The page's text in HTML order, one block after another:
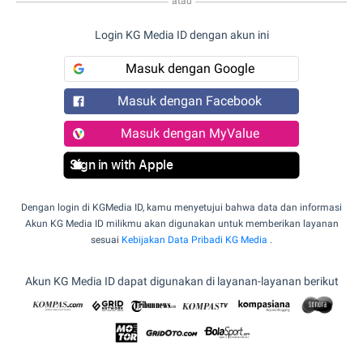
Login KG Media ID dengan akun ini
Masuk dengan Google
Masuk dengan Facebook
Masuk dengan MyValue
Sign in with Apple
Dengan login di KGMedia ID, kamu menyetujui bahwa data dan informasi
Akun KG Media ID milikmu akan digunakan untuk memberikan layanan
sesuai Kebijakan Data Pribadi KG Media .
Akun KG Media ID dapat digunakan di layanan-layanan berikut